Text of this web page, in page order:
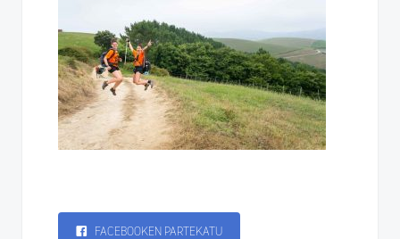
FACEBOOKEN PARTEKATU